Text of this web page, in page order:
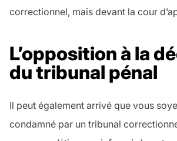
correctionnel, mais devant la cour
L’opposition à la
du tribunal pénal
Il peut également arrivé que vous
condamné par un tribunal